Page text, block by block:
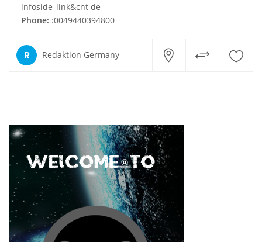
infoside_link&cnt de
Phone: :0049440394800
R Redaktion Germany